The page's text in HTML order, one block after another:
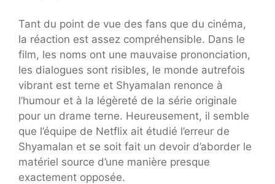
Tant du point de vue des fans que du cinéma,
la réaction est assez compréhensible. Dans le
film, les noms ont une mauvaise prononciation,
les dialogues sont risibles, le monde autrefois
vibrant est terne et Shyamalan renonce à
l’humour et à la légèreté de la série originale
pour un drame terne. Heureusement, il semble
que l’équipe de Netflix ait étudié l’erreur de
Shyamalan et se soit fait un devoir d’aborder le
matériel source d’une manière presque
exactement opposée.